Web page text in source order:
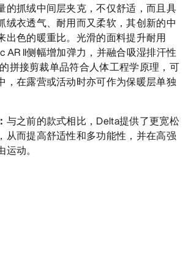
的抓绒中间层夹克，不仅舒适，而且具
绒衣透气、耐用而又柔软，其创新的中
出色的暖重比。光滑的面料提升耐用
AR II侧幅增加弹力，并融合吸湿排汗性
拼接剪裁单品符合人体工程学原理，可
，在露营或活动时亦可作为保暖层单独
与之前的款式相比，Delta提供了更宽松
从而提高舒适性和多功能性，并在高强
动。